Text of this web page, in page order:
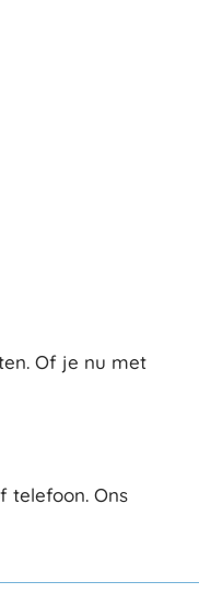
Of je nu met
telefoon. Ons